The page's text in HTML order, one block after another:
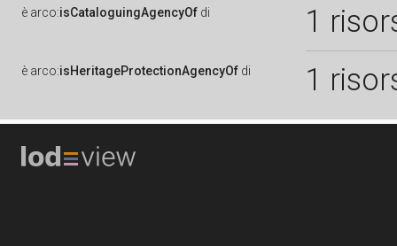
è arco:isCataloguingAgencyOf di 1
è arco:isHeritageProtectionAgencyOf di 1